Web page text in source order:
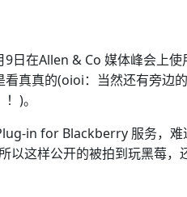
在Allen & Co 媒体峰会上使
真真的(oioi：当然还有旁边
)。
in for Blackberry 服务，难
这样公开的被拍到玩黑莓，